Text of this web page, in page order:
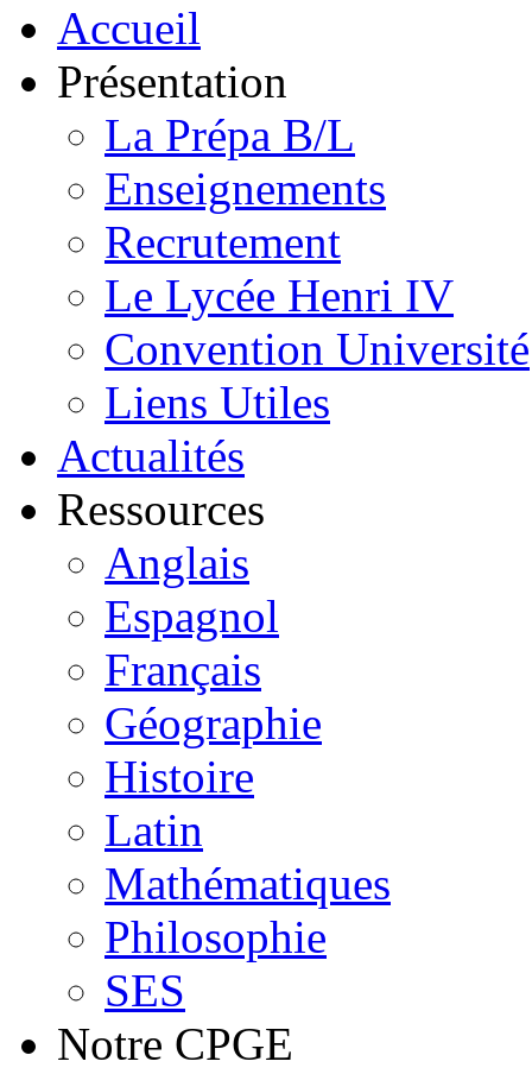
Accueil
Présentation
La Prépa B/L
Enseignements
Recrutement
Le Lycée Henri IV
Convention Université
Liens Utiles
Actualités
Ressources
Anglais
Espagnol
Français
Géographie
Histoire
Latin
Mathématiques
Philosophie
SES
Notre CPGE